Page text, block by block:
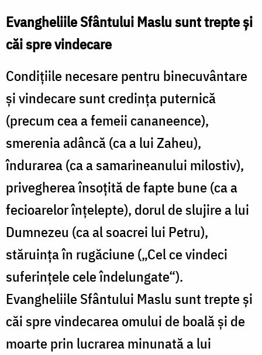
Evangheliile Sfântului Maslu sunt trepte şi
căi spre vindecare
Condiţiile necesare pentru binecuvântare
şi vindecare sunt credinţa puternică
(precum cea a femeii cananeence),
smerenia adâncă (ca a lui Zaheu),
îndurarea (ca a samarineanului milostiv),
privegherea însoţită de fapte bune (ca a
fecioarelor înţelepte), dorul de slujire a lui
Dumnezeu (ca al soacrei lui Petru),
stăruinţa în rugăciune („Cel ce vindeci
suferinţele cele îndelungate“).
Evangheliile Sfântului Maslu sunt trepte şi
căi spre vindecarea omului de boală şi de
moarte prin lucrarea minunată a lui